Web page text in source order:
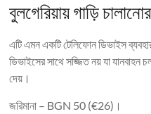
বুলগেরিয়ায় গাড়ি
এটি এমন একটি টেলিফোন ডিভাইস
ডিভাইসের সাথে সজ্জিত নয় যা
দেয়।
জরিমানা – BGN 50 (€26)।